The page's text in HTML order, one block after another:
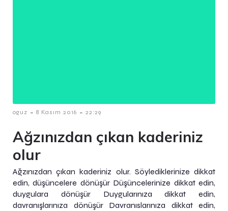
oguz - 8 Kasım 2016 - 22:29
Ağzınızdan çıkan kaderiniz
olur
Ağzınızdan çıkan kaderiniz olur. Söylediklerinize dikkat
edin, düşüncelere dönüşür Düşüncelerinize dikkat edin,
duygulara dönüşür Duygularınıza dikkat edin,
davranışlarınıza dönüşür Davranıslarınıza dikkat edin,